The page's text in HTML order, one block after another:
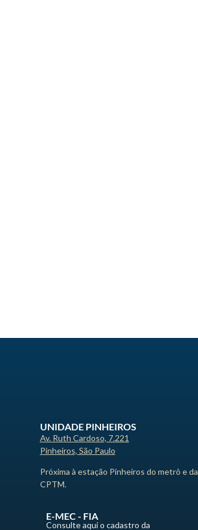
UNIDADE PINHEIROS
Av. Ruth Cardoso, 7.221
Pinheiros, São Paulo
Próxima à estação Pinheiros do metrô e da
CPTM.
E-MEC - FIA
Consulte aqui o cadastro da